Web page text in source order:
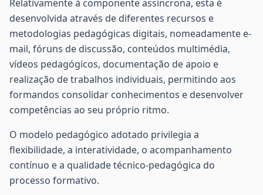
Relativamente à componente assíncrona, esta é
desenvolvida através de diferentes recursos e
metodologias pedagógicas digitais, nomeadamente e-
mail, fóruns de discussão, conteúdos multimédia,
vídeos pedagógicos, documentação de apoio e
realização de trabalhos individuais, permitindo aos
formandos consolidar conhecimentos e desenvolver
competências ao seu próprio ritmo.
O modelo pedagógico adotado privilegia a
flexibilidade, a interatividade, o acompanhamento
contínuo e a qualidade técnico-pedagógica do
processo formativo.